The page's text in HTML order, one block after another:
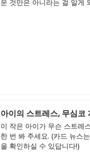
운 것만은 아니라는 걸 알게
아이의 스트레스, 무심코
이 작은 아이가 무슨 스트레
한 번 봐 주세요. (카드 뉴스
을 확인하실 수 있답니다!)